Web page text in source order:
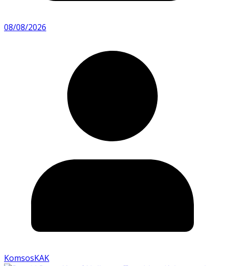
08/08/2026
KomsosKAK